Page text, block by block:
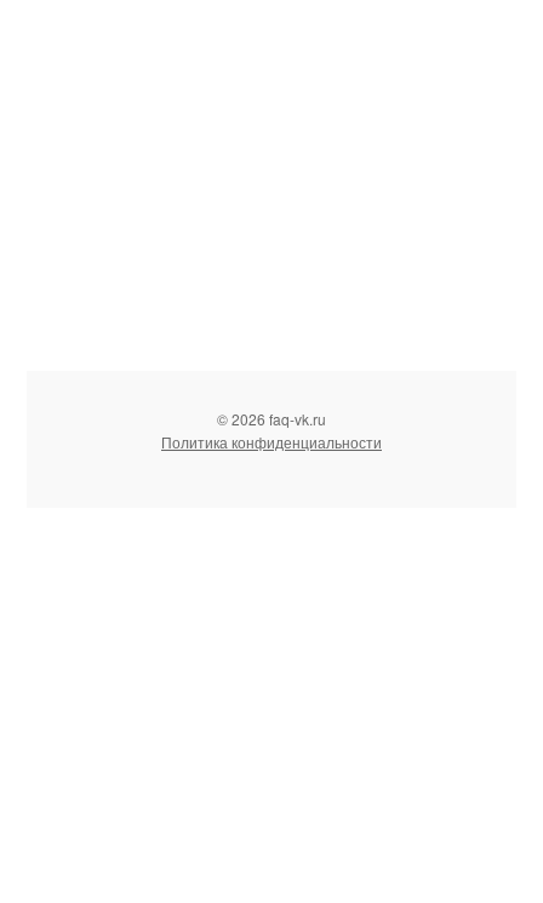
© 2026 faq-vk.ru
Политика конфиденциальности